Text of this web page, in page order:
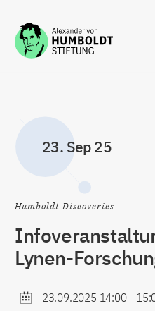
Zum Inhalt springen
23. Sep 25
Humboldt Discoveries
Lynen-
23.09.2025 14:00-